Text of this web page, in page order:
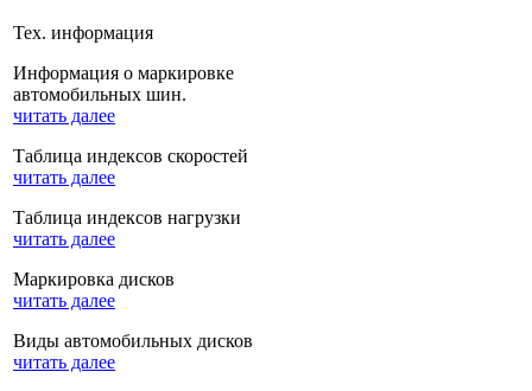
Тех. информация
Информация о маркировке
автомобильных шин.
читать далее
Таблица индексов скоростей
читать далее
Таблица индексов нагрузки
читать далее
Маркировка дисков
читать далее
Виды автомобильных дисков
читать далее